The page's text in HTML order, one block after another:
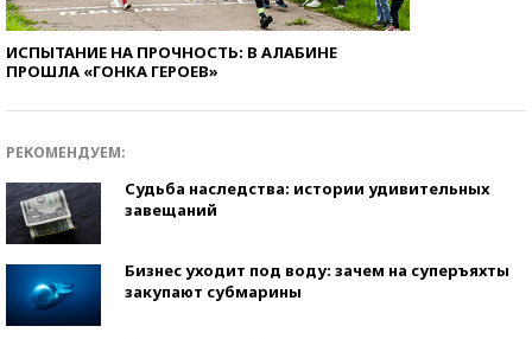
ИСПЫТАНИЕ НА ПРОЧНОСТЬ: В АЛАБИНЕ
ПРОШЛА «ГОНКА ГЕРОЕВ»
РЕКОМЕНДУЕМ:
Судьба наследства: истории удивительных
завещаний
Бизнес уходит под воду: зачем на суперъяхты
закупают субмарины